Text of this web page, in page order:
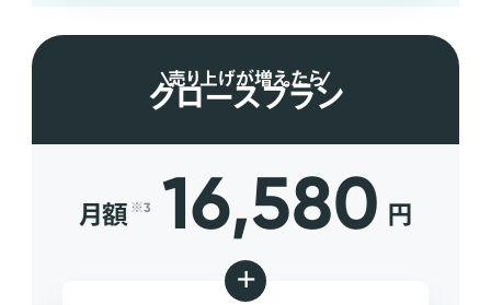
売り上げが増えたら
グロースプラン
月額 ※3 16,580 円
+